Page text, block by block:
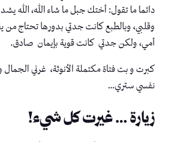
دائما ما تقول: أختك جبل ما شاء الله، الله يشد
وقلبي، وبالطبع كانت جدتي بدورها تحتاج من
أمي، ولكن جدتي كانت قوية بإيمان صادق.
كبرت و بت فتاة مكتملة الأنوثة، غرني
نفسي ستري…
زيارة … غيرت كل شيء!